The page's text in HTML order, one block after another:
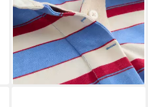
Rugby-Top mit Kragen (1-tlg)
28,00 € UVP 56,00 €
-50%
lieferbar - in 2-3 Werktagen bei dir